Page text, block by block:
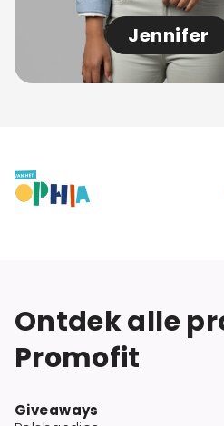
Jennifer
Ontdek alle
Promofit
Giveaways